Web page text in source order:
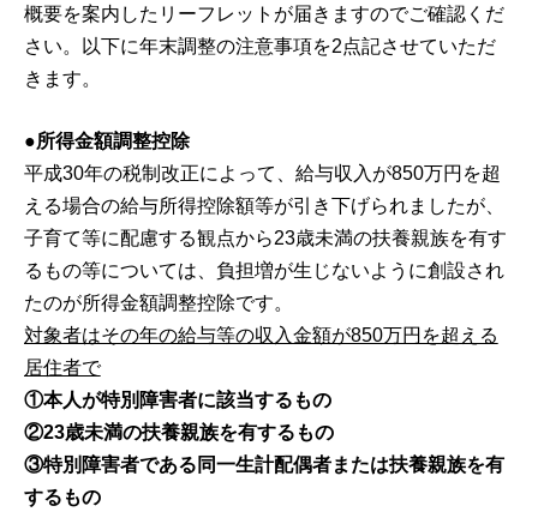
概要を案内したリーフレットが届きますのでご確認くだ
さい。以下に年末調整の注意事項を2点記させていただ
きます。
●所得金額調整控除
平成30年の税制改正によって、給与収入が850万円を超
える場合の給与所得控除額等が引き下げられましたが、
子育て等に配慮する観点から23歳未満の扶養親族を有す
るもの等については、負担増が生じないように創設され
たのが所得金額調整控除です。
対象者はその年の給与等の収入金額が850万円を超える
居住者で
①本人が特別障害者に該当するもの
②23歳未満の扶養親族を有するもの
③特別障害者である同一生計配偶者または扶養親族を有
するもの